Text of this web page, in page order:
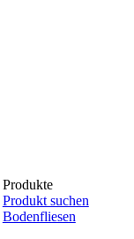
Produkte
Produkt suchen
Bodenfliesen